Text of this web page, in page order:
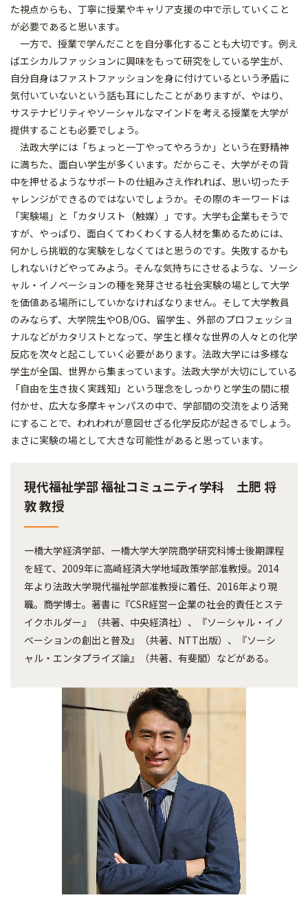
た視点からも、丁寧に授業やキャリア支援の中で示していくこと
が必要であると思います。
一方で、授業で学んだことを自分事化することも大切です。例え
ばエシカルファッションに興味をもって研究をしている学生が、
自分自身はファストファッションを身に付けているという矛盾に
気付いていないという話も耳にしたことがありますが、やはり、
サステナビリティやソーシャルなマインドを考える授業を大学が
提供することも必要でしょう。
法政大学には「ちょっと一丁やってやろうか」という在野精神
に満ちた、面白い学生が多くいます。だからこそ、大学がその背
中を押せるようなサポートの仕組みさえ作れれば、思い切ったチ
ャレンジができるのではないでしょうか。その際のキーワードは
「実験場」と「カタリスト（触媒）」です。大学も企業もそうで
すが、やっぱり、面白くてわくわくする人材を集めるためには、
何かしら挑戦的な実験をしなくてはと思うのです。失敗するかも
しれないけどやってみよう。そんな気持ちにさせるような、ソーシ
ャル・イノベーションの種を発芽させる社会実験の場として大学
を価値ある場所にしていかなければなりません。そして大学教員
のみならず、大学院生やOB/OG、留学生 、外部のプロフェッショ
ナルなどがカタリストとなって、学生と様々な世界の人々との化学
反応を次々と起こしていく必要があります。法政大学には多様な
学生が全国、世界から集まっています。法政大学が大切にしている
「自由を生き抜く実践知」という理念をしっかりと学生の間に根
付かせ、広大な多摩キャンパスの中で、学部間の交流をより活発
にすることで、われわれが意図せざる化学反応が起きるでしょう。
まさに実験の場として大きな可能性があると思っています。
現代福祉学部 福祉コミュニティ学科 土肥 将
敦 教授
一橋大学経済学部、一橋大学大学院商学研究科博士後期課程
を経て、2009年に高崎経済大学地域政策学部准教授。2014
年より法政大学現代福祉学部准教授に着任、2016年より現
職。商学博士。著書に『CSR経営ー企業の社会的責任とステ
イクホルダー』（共著、中央経済社）、『ソーシャル・イノ
ベーションの創出と普及』（共著、NTT出版）、『ソーシ
ャル・エンタプライズ論』（共著、有斐閣）などがある。